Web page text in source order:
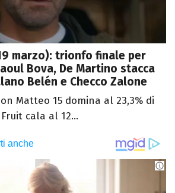
marzo): trionfo finale per
Bova, De Martino stacca
Belén e Checco Zalone
Matteo 15 domina al 23,3% di
cala al 12...